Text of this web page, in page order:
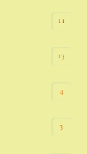
11
13
4
3